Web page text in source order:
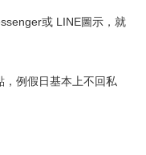
或 LINE圖示，就
例假日基本上不回私